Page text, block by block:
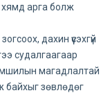
хямд арга болж
дахин үүсэхгүй
судалгаагаар
магадлалтай
байхыг зөвлөдөг